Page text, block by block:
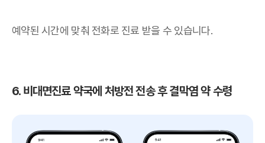
예약된 시간에 맞춰 전화로 진료 받을 수 있습니다.
6. 비대면진료 약국에 처방전 전송 후 결막염 약 수령